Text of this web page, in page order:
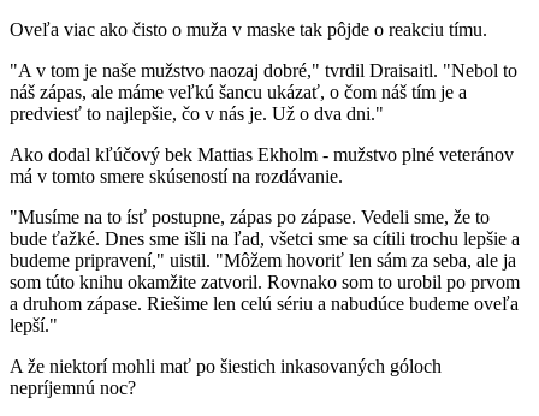
Oveľa viac ako čisto o muža v maske tak pôjde o reakciu tímu.
"A v tom je naše mužstvo naozaj dobré," tvrdil Draisaitl. "Nebol to
náš zápas, ale máme veľkú šancu ukázať, o čom náš tím je a
predviesť to najlepšie, čo v nás je. Už o dva dni."
Ako dodal kľúčový bek Mattias Ekholm - mužstvo plné veteránov
má v tomto smere skúseností na rozdávanie.
"Musíme na to ísť postupne, zápas po zápase. Vedeli sme, že to
bude ťažké. Dnes sme išli na ľad, všetci sme sa cítili trochu lepšie a
budeme pripravení," uistil. "Môžem hovoriť len sám za seba, ale ja
som túto knihu okamžite zatvoril. Rovnako som to urobil po prvom
a druhom zápase. Riešime len celú sériu a nabudúce budeme oveľa
lepší."
A že niektorí mohli mať po šiestich inkasovaných góloch
nepríjemnú noc?